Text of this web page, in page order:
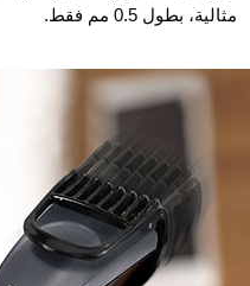
مثالية، بطول 0.5 مم فقط.